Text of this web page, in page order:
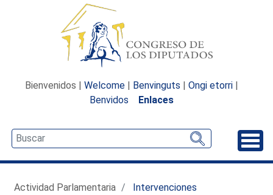
Bienvenidos | Welcome | Benvinguts | Ongi etorri |
Benvidos
Enlaces
Actividad Parlamentaria
Intervenciones